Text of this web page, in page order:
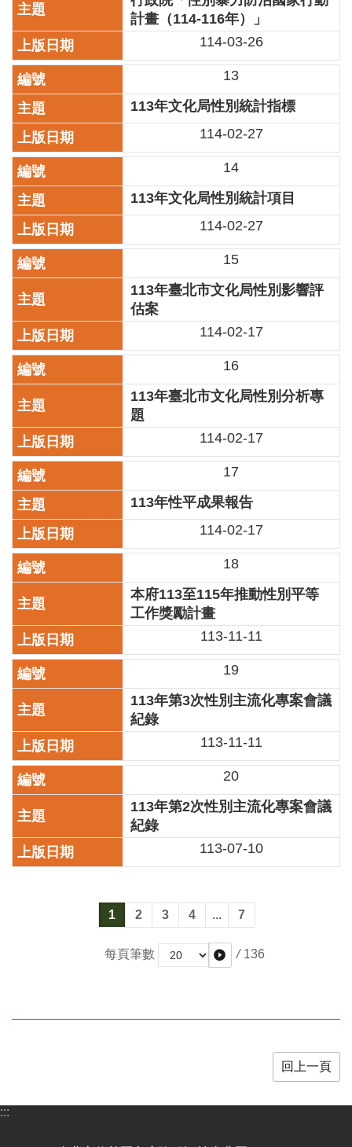
讀
專
區
廉
政
平
臺
專
區
常
見
問
答
臺
北
市
政
府
政
府
公
開
資
訊
著
作
權
聲
隱
私
權
保
護
政
資
訊
安
政
策
政
告
計畫（114-116年）」
114-03-26
13
113年文化局性別統計指標
114-02-27
14
113年文化局性別統計項目
114-02-27
15
113年臺北市文化局性別影響評
估案
114-02-17
16
113年臺北市文化局性別分析專
題
114-02-17
17
113年性平成果報告
114-02-17
18
本府113至115年推動性別平等
工作獎勵計畫
113-11-11
19
113年第3次性別主流化專案會議
紀錄
113-11-11
20
113年第2次性別主流化專案會議
紀錄
113-07-10
1 2 3 4 ... 7
每頁筆數 / 136
回上一頁
:::